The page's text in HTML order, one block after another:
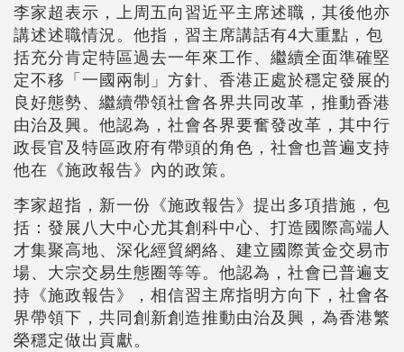
李家超表示，上周五向習近平主席述職，其後他亦
講述述職情況。他指，習主席講話有4大重點，包
括充分肯定特區過去一年來工作、繼續全面準確堅
定不移「一國兩制」方針、香港正處於穩定發展的
良好態勢、繼續帶領社會各界共同改革，推動香港
由治及興。他認為，社會各界要奮發改革，其中行
政長官及特區政府有帶頭的角色，社會也普遍支持
他在《施政報告》內的政策。
李家超指，新一份《施政報告》提出多項措施，包
括：發展八大中心尤其創科中心、打造國際高端人
才集聚高地、深化經貿網絡、建立國際黃金交易市
場、大宗交易生態圈等等。他認為，社會已普遍支
持《施政報告》，相信習主席指明方向下，社會各
界帶領下，共同創新創造推動由治及興，為香港繁
榮穩定做出貢獻。